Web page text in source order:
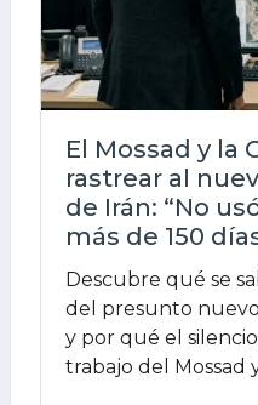
El Mossad y la
rastrear al
de Irán: “No
más de 150
Descubre qué se
del presunto
y por qué el
trabajo del Mossad